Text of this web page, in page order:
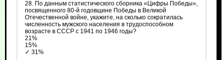
28. По данным статистического сборника «Цифры Победы»,
посвященного 80-й годовщине Победы в Великой
Отечественной войне, укажите, на сколько сократилась
численность мужского населения в трудоспособном
возрасте в СССР с 1941 по 1946 годы?
21%
15%
✓ 31%